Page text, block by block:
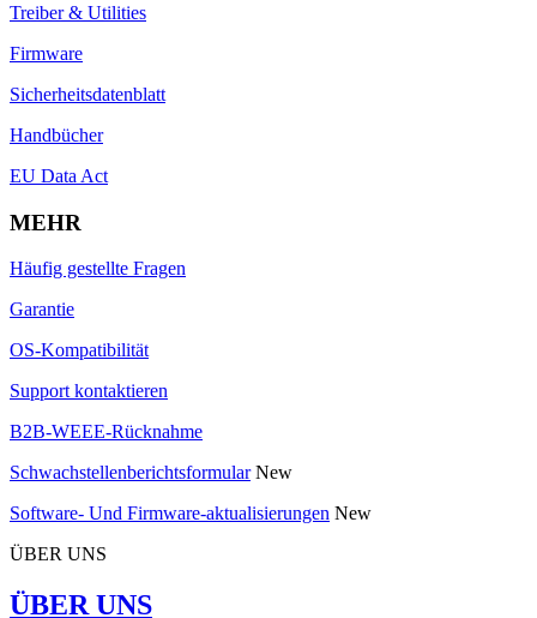
Treiber & Utilities
Firmware
Sicherheitsdatenblatt
Handbücher
EU Data Act
MEHR
Häufig gestellte Fragen
Garantie
OS-Kompatibilität
Support kontaktieren
B2B-WEEE-Rücknahme
Schwachstellenberichtsformular New
Software- Und Firmware-aktualisierungen New
ÜBER UNS
ÜBER UNS